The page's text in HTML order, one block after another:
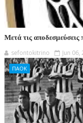
Μετά τις αποδεσμεύσεις
sefontokitrino Jun 06,
ΠΑΟΚ